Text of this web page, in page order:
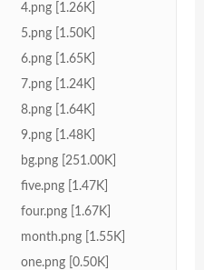
4.png [1.26K]
5.png [1.50K]
6.png [1.65K]
7.png [1.24K]
8.png [1.64K]
9.png [1.48K]
bg.png [251.00K]
five.png [1.47K]
four.png [1.67K]
month.png [1.55K]
one.png [0.50K]